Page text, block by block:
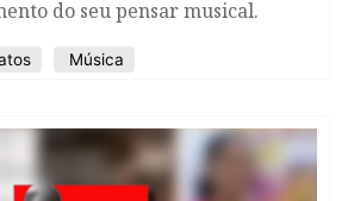
do seu pensar musical.
Música